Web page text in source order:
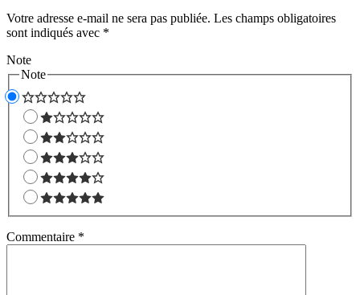
Votre adresse e-mail ne sera pas publiée. Les champs obligatoires
sont indiqués avec *
Note
Note
Commentaire *